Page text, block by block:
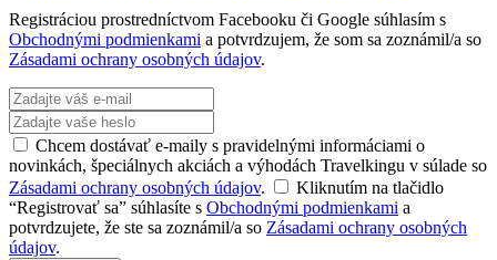
Registráciou prostredníctvom Facebooku či Google súhlasím s
Obchodnými podmienkami a potvrdzujem, že som sa zoznámil/a so
Zásadami ochrany osobných údajov.
Chcem dostávať e-maily s pravidelnými informáciami o
novinkách, špeciálnych akciách a výhodách Travelkingu v súlade so
Zásadami ochrany osobných údajov.
Kliknutím na tlačidlo
“Registrovať sa” súhlasíte s Obchodnými podmienkami a
potvrdzujete, že ste sa zoznámil/a so Zásadami ochrany osobných
údajov.